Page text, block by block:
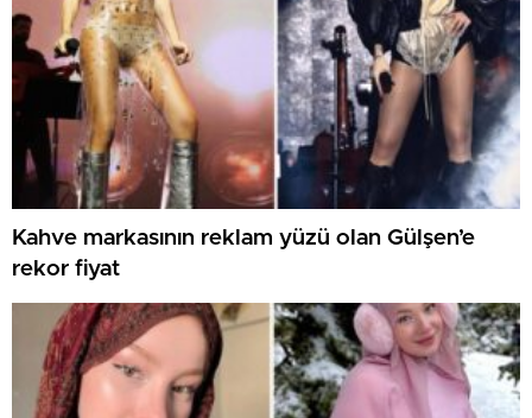
Kahve markasının reklam yüzü olan Gülşen’e
rekor fiyat